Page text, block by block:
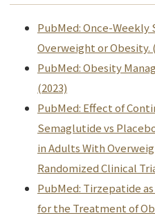
PubMed: Once-
Overweight or Obesity.
PubMed: Obesity
(2023)
PubMed: Effect of
Semaglutide vs
in Adults With
Randomized Clinical
PubMed: Tirzepatide
for the Treatment of